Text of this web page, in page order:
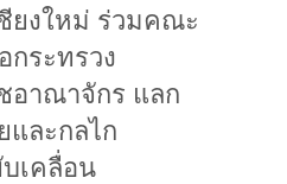
ยงใหม่ ร่วมคณะ
กระทรวง
อาณาจักร แลก
และกลไก
เคลื่อน